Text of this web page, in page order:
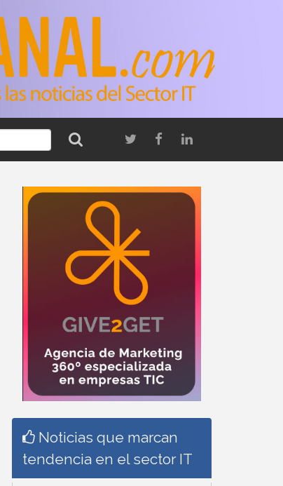
Noticias que marcan
tendencia en el sector IT